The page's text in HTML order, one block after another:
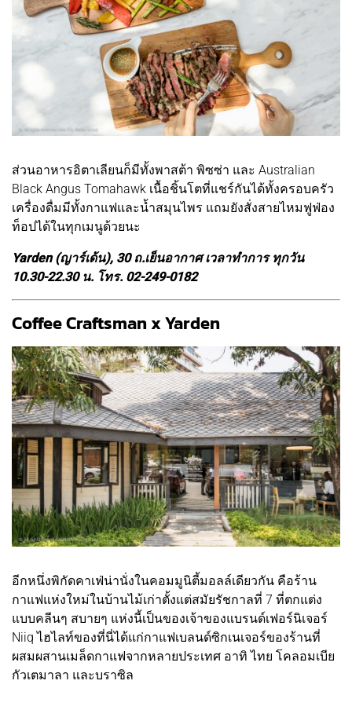
ส่วนอาหารอิตาเลียนก็มีทั้งพาสต้า พิซซ่า และ Australian
Black Angus Tomahawk เนื้อชิ้นโตที่แชร์กันได้ทั้งครอบครัว
เครื่องดื่มมีทั้งกาแฟและน้ำสมุนไพร แถมยังสั่งสายไหมฟูฟ่อง
ท็อปได้ในทุกเมนูด้วยนะ
Yarden (ญาร์เด้น), 30 ถ.เย็นอากาศ เวลาทำการ ทุกวัน
10.30-22.30 น. โทร. 02-249-0182
Coffee Craftsman x Yarden
อีกหนึ่งพิกัดคาเฟ่น่านั่งในคอมมูนิตี้มอลล์เดียวกัน คือร้าน
กาแฟแห่งใหม่ในบ้านไม้เก่าตั้งแต่สมัยรัชกาลที่ 7 ที่ตกแต่ง
แบบคลีนๆ สบายๆ แห่งนี้เป็นของเจ้าของแบรนด์เฟอร์นิเจอร์
Niiq ไฮไลท์ของที่นี่ได้แก่กาแฟเบลนด์ซิกเนเจอร์ของร้านที่
ผสมผสานเมล็ดกาแฟจากหลายประเทศ อาทิ ไทย โคลอมเบีย
กัวเตมาลา และบราซิล